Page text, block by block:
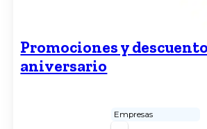
Promociones y
aniversario
Empresas